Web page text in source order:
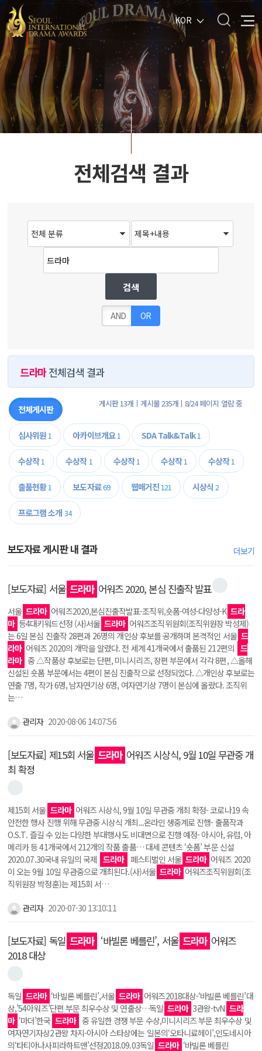
KOR
전체검색 결과
검색
AND OR
드라마전체검색 결과
게시판 13개 게시물 235개 8/24 페이지 열람 중
전체게시판
심사위원1 아카이브개요1 SDA Talk&Talk1
수상작1 수상작1 수상작1 수상작1 수상작1
출품현황1 보도자료69 웹매거진121 시상식 2
프로그램 소개 34
보도자료 게시판 내 결과 더보기
[보도자료] 서울 드라마 어워즈 2020, 본심 진출작 발표
서울 드라마 어워즈2020,본심진출작발표-조직위,숏폼-여성-다양성-K 드라
마 등4대키워드선정 (사)서울 드라마 어워즈조직위원회(조직위원장 박성제)
는 6일 본심 진출작 28편과 26명의 개인상 후보를 공개하며 본격적인 서울 드
라마 어워즈 2020의 개막을 알렸다. 전 세계 41개국에서 출품된 212편의 드
라마 중 △작품상 후보로는 단편, 미니시리즈, 장편 부문에서 각각 8편, △올해
신설된 숏폼 부문에서는 4편이 본심 진출작으로 선정되었다. △개인상 후보로는
연출 7명, 작가 6명, 남자연기상 6명, 여자연기상 7명이 본심에 올랐다. 조직위
는…
관리자 2020-08-06 14:07:56
[보도자료] 제15회 서울 드라마 어워즈 시상식, 9월 10일 무관중 개
최 확정
제15회 서울 드라마 어워즈 시상식, 9월 10일 무관중 개최 확정- 코로나19 속
안전한 행사 진행 위해 무관중 시상식 개최...온라인 생중계로 진행- 출품작과
O.S.T. 즐길 수 있는 다양한 부대행사도 비대면으로 진행 예정- 아시아, 유럽, 아
메리카 등 41개국에서 212개의 작품 출품… 대세 콘텐츠 ‘숏폼’ 부문 신설
2020.07.30국내 유일의 국제 드라마 페스티벌인 서울 드라마 어워즈 2020
이 오는 9월 10일 무관중으로 개최된다.(사)서울 드라마 어워즈조직위원회(조
직위원장 박정훈)는 제15회 서…
관리자 2020-07-30 13:10:11
[보도자료] 독일 드라마 ‘바빌론 베를린’, 서울 드라마 어워즈
2018 대상
독일 드라마 ‘바빌론 베를린’,서울 드라마 어워즈2018대상-‘바빌론 베를린’대
상,’54아워즈’단편 부문 최우수상 및 연출상…독일 드라마 3관왕-tvN 드라
마 ‘마더’한국 드라마 중 유일한 경쟁 부문 수상,미니시리즈 부문 최우수상 및
여자연기자상2관왕 차지-아시아 스타상에는 일본의‘오타니료헤이’,인도네시아
의‘타티아나사피라하트맨’선정2018.09.03독일 드라마 ‘바빌론 베를린